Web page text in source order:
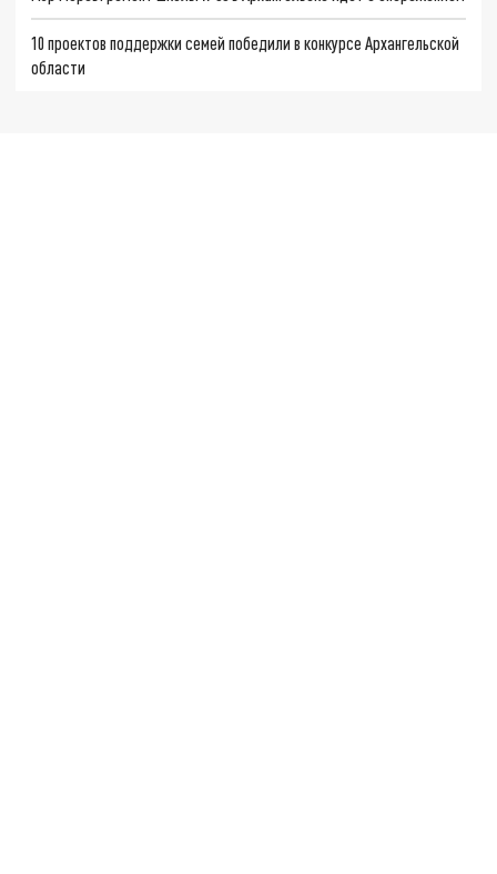
10 проектов поддержки семей победили в конкурсе Архангельской
области